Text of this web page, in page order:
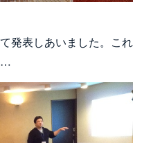
発表しあいました。これ
…